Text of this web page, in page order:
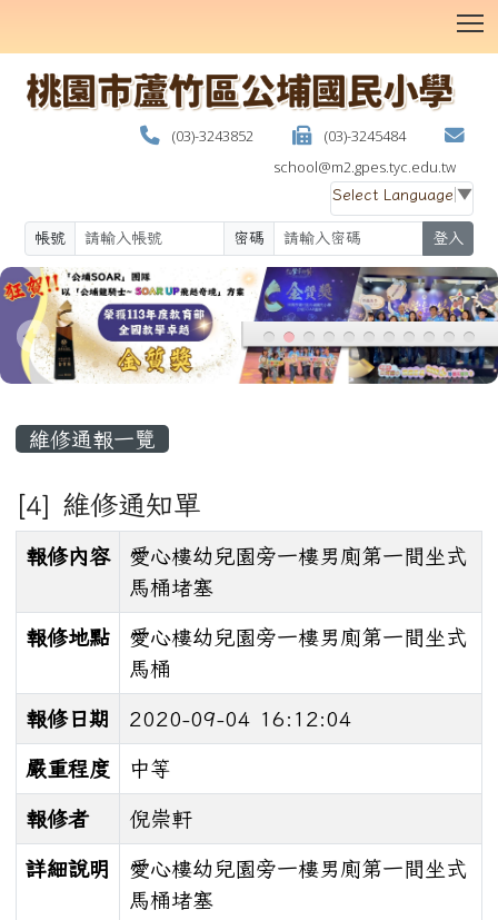
(03)-3243852
(03)-3245484
school@m2.gpes.tyc.edu.tw
Select Language ▼
帳號 密碼 登入
維修通報一覽
[4] 維修通知單
報修內容
愛心樓幼兒園旁一樓男廁第一間坐式
馬桶堵塞
報修地點
愛心樓幼兒園旁一樓男廁第一間坐式
馬桶
報修日期 2020-09-04 16:12:04
嚴重程度 中等
報修者 倪崇軒
詳細說明
愛心樓幼兒園旁一樓男廁第一間坐式
馬桶堵塞